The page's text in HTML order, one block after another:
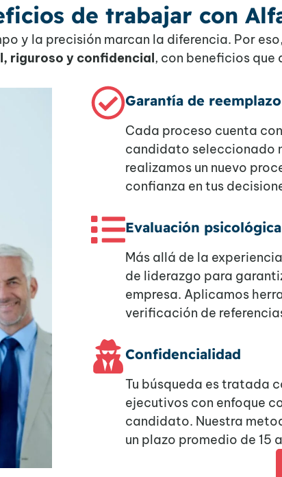
de trabajar con
y la precisión marcan la diferencia. Por
riguroso y confidencial, con beneficios que
Garantía de reemplazo
Cada proceso cuenta
candidato seleccionado
realizamos un nuevo
confianza en tus
Evaluación
Más allá de la
de liderazgo para
empresa. Aplicamos
verificación de
Confidencialidad
Tu búsqueda es tratada
ejecutivos con enfoque
candidato. Nuestra
un plazo promedio de 15